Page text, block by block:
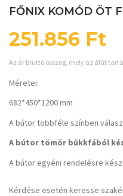
FŐNIX KOMÓD ÖT
251.856 Ft
Az ár bruttó összeg, mely az áfát
Méretei:
682*450*1200 mm
A bútor többféle színben
A bútor tömör bükkfából
A bútor egyéni rendelésre
Kérdése esetén keresse